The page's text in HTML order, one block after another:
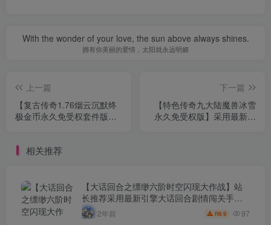
With the wonder of your love, the sun above always shines.
拥有你美丽的爱情，太阳就永远明媚
上一篇
【复古传奇1.76烟云沉默终
极金币永久免受权套件版】
最新打包Win服务端源码视
后台工具-苹果IOS安卓双端
版本！
下一篇
【特色传奇九大陆魔兽冰雪
永久免受权版】采用最新战
卓双端版本！
相关推荐
【大话回合之缥缈六阶时空闪现大作战】站
长推荐采用最新引擎大话回合剧情闯关手
游-2024年8月15日最新打包Linux服务端源码
视频架设教程-GM总运营管理后台-安卓苹果
2年前 R9.9 97